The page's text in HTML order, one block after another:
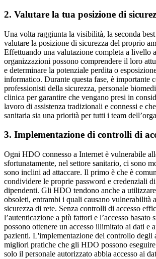
2. Valutare la tua posizione di
Una volta raggiunta la visibilità, la seconda
valutare la posizione di sicurezza del proprio
Effettuando una valutazione completa a livello
organizzazioni possono comprendere il loro
e determinare la potenziale perdita o
informatico. Durante questa fase, è importante
professionisti della sicurezza, personale
clinica per garantire che vengano presi in
lavoro di assistenza tradizionali e connessi e
sanitaria sia una priorità per tutti i team
3. Implementazione di controlli di
Ogni HDO connesso a Internet è vulnerabile
sfortunatamente, nel settore sanitario, ci sono
sono inclini ad attaccare. Il primo è che è
condividere le proprie password e credenziali
dipendenti. Gli HDO tendono anche a
obsoleti, entrambi i quali causano vulnerabilità
sicurezza di rete. Senza controlli di accesso
l’autenticazione a più fattori e l’accesso
possono ottenere un accesso illimitato ai dati e
pazienti. L'implementazione del controllo degli
migliori pratiche che gli HDO possono
solo il personale autorizzato abbia accesso ai